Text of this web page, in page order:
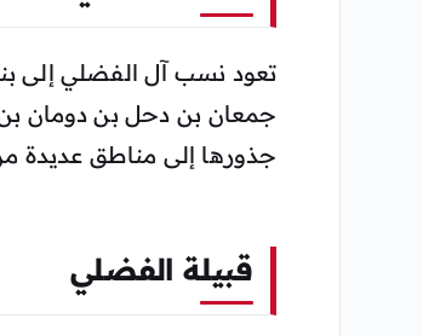
تعود نسب آل الفضلي إلى
جمعان بن دحل بن دومان
جذورها إلى مناطق عديدة
قبيلة الفضلي